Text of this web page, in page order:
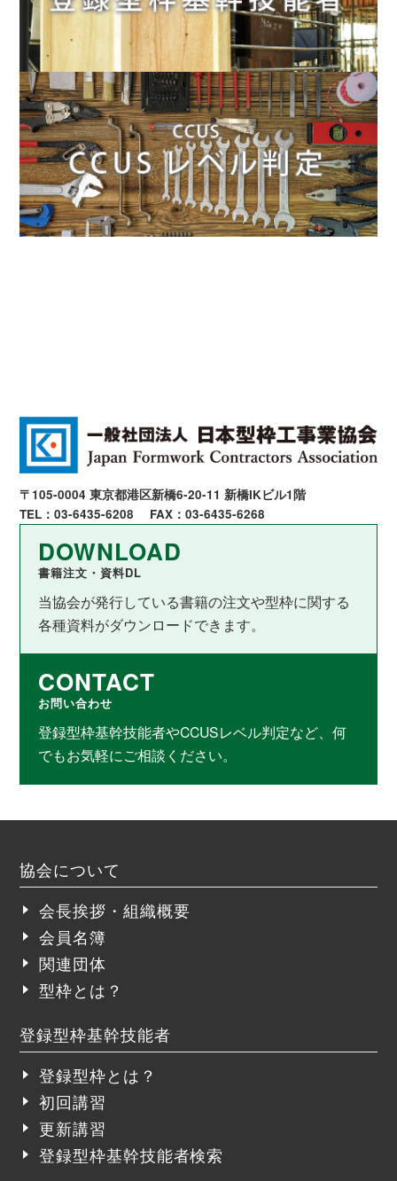
〒105-0004 東京都港区新橋6-20-11 新橋IKビル1階
TEL：03-6435-6208
FAX：03-6435-6268
DOWNLOAD
書籍注文・資料DL
当協会が発行している書籍の注文や型枠に関する
各種資料がダウンロードできます。
CONTACT
お問い合わせ
登録型枠基幹技能者やCCUSレベル判定など、何
でもお気軽にご相談ください。
協会について
会長挨拶・組織概要
会員名簿
関連団体
型枠とは？
登録型枠基幹技能者
登録型枠とは？
初回講習
更新講習
登録型枠基幹技能者検索